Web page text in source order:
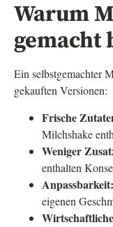
Warum
gemacht
Ein selbstgemachter
gekauften Versionen:
Frische
Milchshake
Weniger
enthalten
Anpassbarkeit:
eigenen